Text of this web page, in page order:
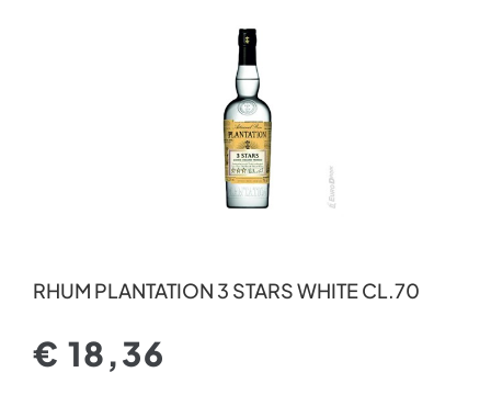
RHUM PLANTATION 3 STARS WHITE CL.70
€ 18,36